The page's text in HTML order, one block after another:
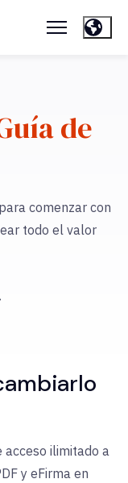
de
comenzar con
todo el valor
acceso ilimitado a
y eFirma en